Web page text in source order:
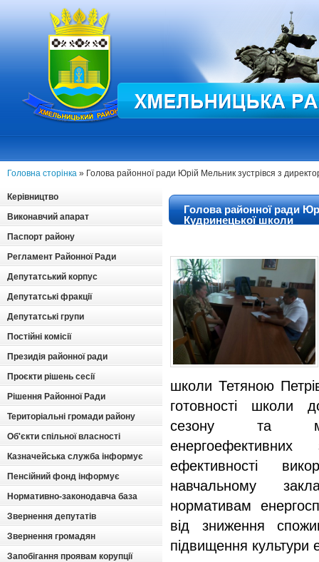
Головна сторінка » Голова районної ради Юрій Мельник зустрівся з
Керівництво
Виконавчий апарат
Паспорт району
Регламент Районної Ради
Депутатський корпус
Депутатські фракції
Депутатські групи
Постійні комісії
Президія районної ради
Проєкти рішень сесії
Рішення Районної Ради
Територіальні громади району
Об'єкти спільної власності
Казначейська служба інформує
Пенсійний фонд інформує
Нормативно-законодавча база
Звернення депутатів
Звернення громадян
Запобігання проявам корупції
Голова районної ради
Кудринецької школи
школи Тетяною
готовності школи
сезону та
ефективності
навчальному
нормативам
від зниження
підвищення культури